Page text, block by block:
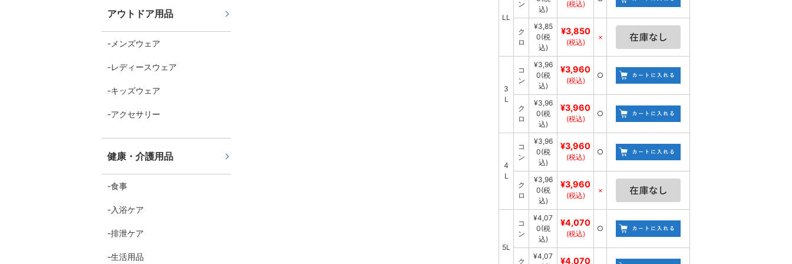
LL
ン
込)
(税込)
ク
ロ
¥3,85
0(税
込)
¥3,850
(税込)
×
3
L
コ
ン
¥3,96
0(税
込)
¥3,960
(税込)
○
ク
ロ
¥3,96
0(税
込)
¥3,960
(税込)
○
4
L
コ
ン
¥3,96
0(税
込)
¥3,960
(税込)
○
ク
ロ
¥3,96
0(税
込)
¥3,960
(税込)
×
5L
コ
ン
¥4,07
0(税
込)
¥4,070
(税込)
○
ク
¥4,07
¥4,070
アウトドア用品
メンズウェア
レディースウェア
キッズウェア
アクセサリー
健康・介護用品
食事
入浴ケア
排泄ケア
生活用品